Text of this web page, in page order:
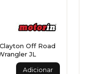
Off Road
JL
Adicionar